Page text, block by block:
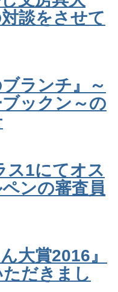
談をさせて
ランチ』～
ックン～の
ス1にてオス
ンの審査員
大賞2016』
だきまし